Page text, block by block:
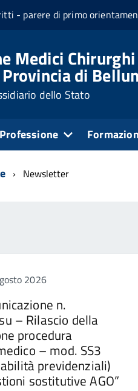
- parere di primo
Medici
di
dello Stato
Professione
Newsletter
2026
n.
– Rilascio della
procedura
– mod. SS3
previdenziali)
sostitutive AGO”